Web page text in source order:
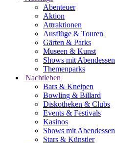
Abenteuer
Aktion
Attraktionen
Ausflüge & Touren
Gärten & Parks
Museen & Kunst
Shows mit Abendessen
Themenparks
Nachtleben
Bars & Kneipen
Bowling & Billard
Diskotheken & Clubs
Events & Festivals
Kasinos
Shows mit Abendessen
Stars & Künstler